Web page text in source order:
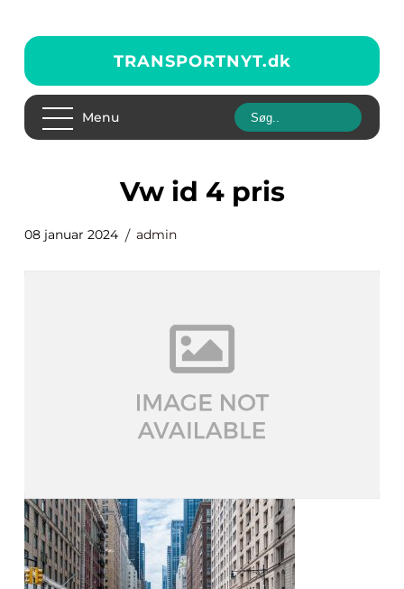
TRANSPORTNYT.dk
Menu
vw id 4 pris
08 januar 2024 admin